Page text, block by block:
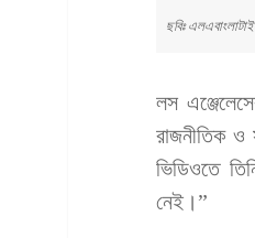
ছবিঃ
লস
রাজনীতিক ও
ভিডিওতে
নেই।”